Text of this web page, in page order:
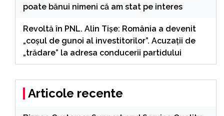
poate bănui nimeni că am stat pe interes
Revoltă în PNL. Alin Tișe: România a devenit
„coșul de gunoi al investitorilor”. Acuzații de
„trădare” la adresa conducerii partidului
Articole recente